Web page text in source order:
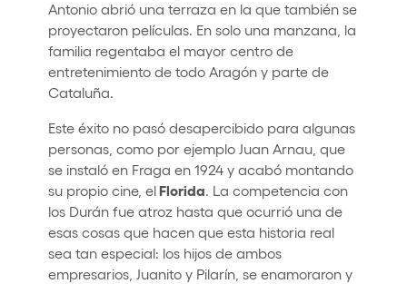
Antonio abrió una terraza en la que también se
proyectaron películas. En solo una manzana, la
familia regentaba el mayor centro de
entretenimiento de todo Aragón y parte de
Cataluña.
Este éxito no pasó desapercibido para algunas
personas, como por ejemplo Juan Arnau, que
se instaló en Fraga en 1924 y acabó montando
su propio cine, elFlorida. La competencia con
los Durán fue atroz hasta que ocurrió una de
esas cosas que hacen que esta historia real
sea tan especial: los hijos de ambos
empresarios, Juanito y Pilarín, se enamoraron y